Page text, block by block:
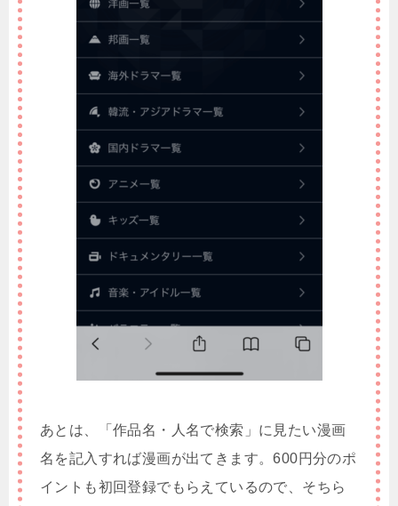
あとは、「作品名・人名で検索」に見たい漫画
名を記入すれば漫画が出てきます。600円分のポ
イントも初回登録でもらえているので、そちら